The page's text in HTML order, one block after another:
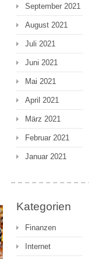
September 2021
August 2021
Juli 2021
Juni 2021
Mai 2021
April 2021
März 2021
Februar 2021
Januar 2021
Kategorien
Finanzen
Internet